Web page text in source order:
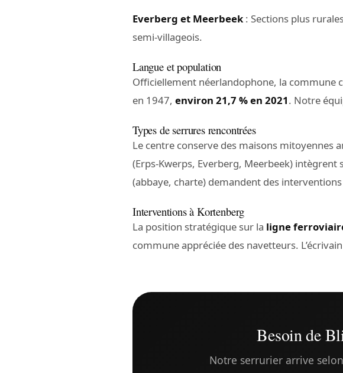
Everberg et Meerbeek: Sections plus
semi-villageois.
Langue et population
Officiellement néerlandophone, la commune
en 1947, environ 21,7 % en 2021. Notre
Types de serrures rencontrées
Le centre conserve des maisons mitoyennes
(Erps-Kwerps, Everberg, Meerbeek)
(abbaye, charte) demandent des
Interventions à Kortenberg
La position stratégique sur la ligne
commune appréciée des navetteurs.
Besoin de
Notre serrurier arrive